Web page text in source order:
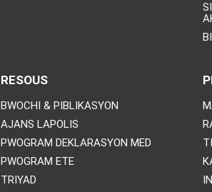
RESOUS
BWOCHI & PIBLIKASYON
AJANS LAPOLIS
PWOGRAM DEKLARASYON MED
PWOGRAM ETE
TRIYAD